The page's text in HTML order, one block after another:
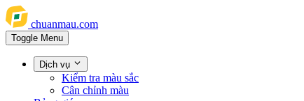
chuanmau.com
Toggle Menu
Dịch vụ
Kiểm tra màu sắc
Cân chỉnh màu